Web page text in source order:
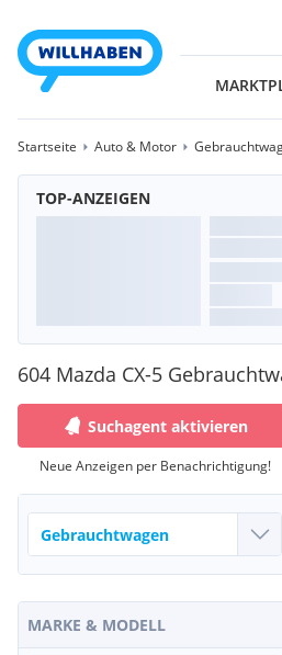
Startseite Auto & Motor
TOP-ANZEIGEN
604 Mazda CX-5
Suchagent aktivieren
Neue Anzeigen per Benachrichtigung!
MARKE & MODELL